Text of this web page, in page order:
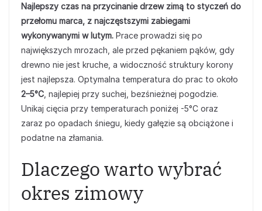
Najlepszy czas na przycinanie drzew zimą to styczeń do
przełomu marca, z najczęstszymi zabiegami
wykonywanymi w lutym. Prace prowadzi się po
największych mrozach, ale przed pękaniem pąków, gdy
drewno nie jest kruche, a widoczność struktury korony
jest najlepsza. Optymalna temperatura do prac to około
2–5°C , najlepiej przy suchej, bezśnieżnej pogodzie.
Unikaj cięcia przy temperaturach poniżej -5°C oraz
zaraz po opadach śniegu, kiedy gałęzie są obciążone i
podatne na złamania.
Dlaczego warto wybrać
okres zimowy